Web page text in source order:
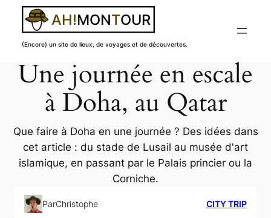
Aller
(Encore) un site de lieux, de voyages et de découvertes.
Une journée en escale
à Doha, au Qatar
Que faire à Doha en une journée ? Des idées dans
cet article : du stade de Lusail au musée d'art
islamique, en passant par le Palais princier ou la
Corniche.
ParChristophe CITY TRIP